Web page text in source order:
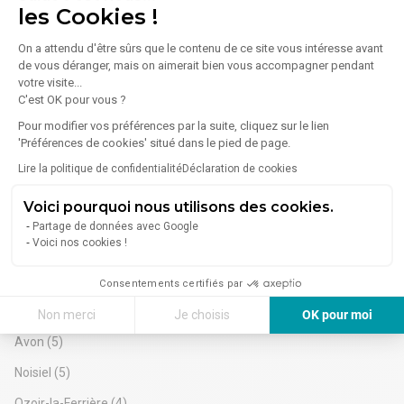
les Cookies !
On a attendu d'être sûrs que le contenu de ce site vous intéresse avant
de vous déranger, mais on aimerait bien vous accompagner pendant
votre visite...
C'est OK pour vous ?
Pour modifier vos préférences par la suite, cliquez sur le lien
'Préférences de cookies' situé dans le pied de page.
Lire la politique de confidentialitéDéclaration de cookies
Voici pourquoi nous utilisons des cookies.
Partage de données avec Google
Voici nos cookies !
Consentements certifiés par
Non merci Je choisis
OK pour moi
Axeptio consent
Plateforme de Gestion du Consentement : Personnalisez vos Options
Notre plateforme vous permet d'adapter et de gérer vos paramètres
. Sanitaires privatifs
Situation/Transports :
Borne de recharge IZIVIA FAST - McDonald's - COMBS LA
VILLE (Bornes de recharge)
Autoroute A5, N104
Lagny-sur-Marne (36)
Melun (32)
Meaux(23)
Chelles(20)
Savigny-le-Temple
Moissy-Cramayel(8)
Dammarie-les-Lys(7)
Pontault-Combault
Avon (5)
Noisiel (5)